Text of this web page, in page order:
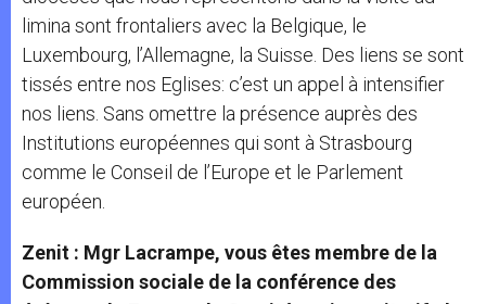
limina sont frontaliers avec la Belgique, le
Luxembourg, l’Allemagne, la Suisse. Des liens se sont
tissés entre nos Eglises: c’est un appel à intensifier
nos liens. Sans omettre la présence auprès des
Institutions européennes qui sont à Strasbourg
comme le Conseil de l’Europe et le Parlement
européen.
Zenit : Mgr Lacrampe, vous êtes membre de la
Commission sociale de la conférence des